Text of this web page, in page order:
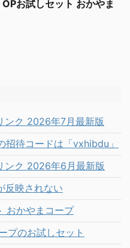
お試しセット おかやま
ンク 2026年7月最新版
待コードは「vxhibdu」
ンク 2026年6月最新版
反映されない
おかやまコープ
プのお試しセット